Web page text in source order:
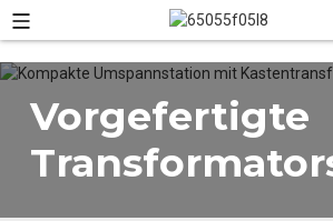
Vorgefertigte